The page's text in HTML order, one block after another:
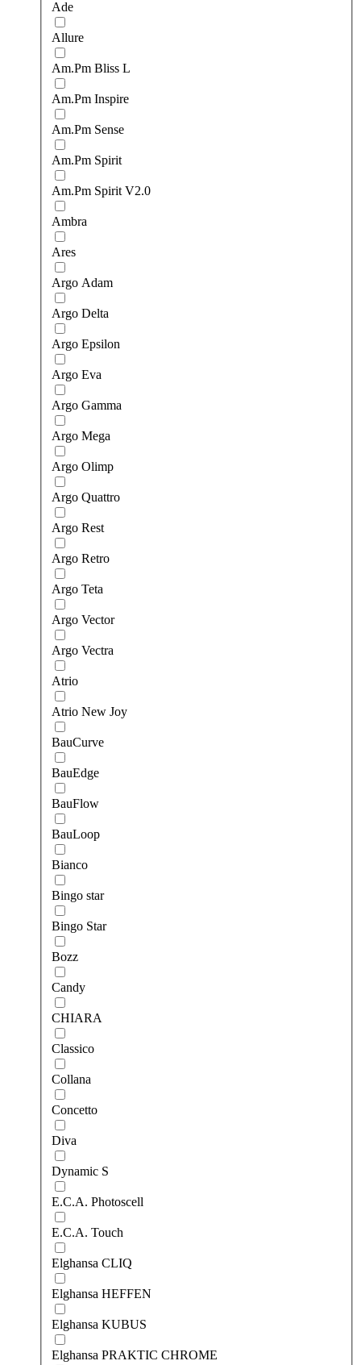
Ade
Allure
Am.Pm Bliss L
Am.Pm Inspire
Am.Pm Sense
Am.Pm Spirit
Am.Pm Spirit V2.0
Ambra
Ares
Argo Adam
Argo Delta
Argo Epsilon
Argo Eva
Argo Gamma
Argo Mega
Argo Olimp
Argo Quattro
Argo Rest
Argo Retro
Argo Teta
Argo Vector
Argo Vectra
Atrio
Atrio New Joy
BauCurve
BauEdge
BauFlow
BauLoop
Bianco
Bingo star
Bingo Star
Bozz
Candy
CHIARA
Classico
Collana
Concetto
Diva
Dynamic S
E.C.A. Photoscell
E.C.A. Touch
Elghansa CLIQ
Elghansa HEFFEN
Elghansa KUBUS
Elghansa PRAKTIC CHROME